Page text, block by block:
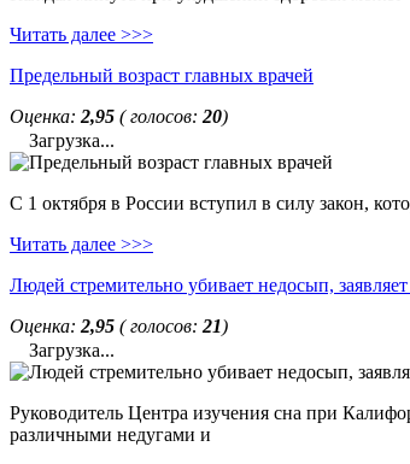
Читать далее >>>
Предельный возраст главных врачей
Оценка: 2,95 ( голосов: 20)
Загрузка...
С 1 октября в России вступил в силу закон,
Читать далее >>>
Людей стремительно убивает недосып, заявляет
Оценка: 2,95 ( голосов: 21)
Загрузка...
Руководитель Центра изучения сна при
различными недугами и